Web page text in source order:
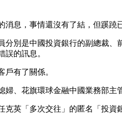
息，事情還沒有了結，但蹊蹺
分別是中國投資銀行的副總裁
的訊息。
有了關係。
、花旗環球金融中國業務部
克英「多次交往」的匿名「投